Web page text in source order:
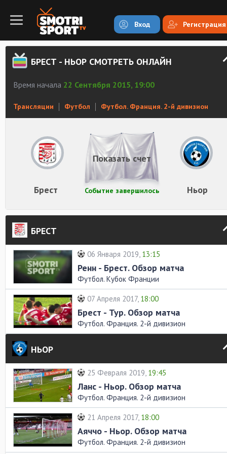
Вход Регистрация
БРЕСТ - НЬОР СМОТРЕТЬ ОНЛАЙН
Время начала 22 Сентября 2015, 19:00
Трансляции Футбол Футбол. Франция. 2-й дивизион
Брест Ньор
Событие завершилось
Показать счет
БРЕСТ
06 Января 2019, 13:15
Ренн - Брест. Обзор матча
Футбол. Кубок Франции
07 Апреля 2017, 18:00
Брест - Тур. Обзор матча
Футбол. Франция. 2-й дивизион
НЬОР
25 Февраля 2019, 19:45
Ланс - Ньор. Обзор матча
Футбол. Франция. 2-й дивизион
21 Апреля 2017, 18:00
Аяччо - Ньор. Обзор матча
Футбол. Франция. 2-й дивизион